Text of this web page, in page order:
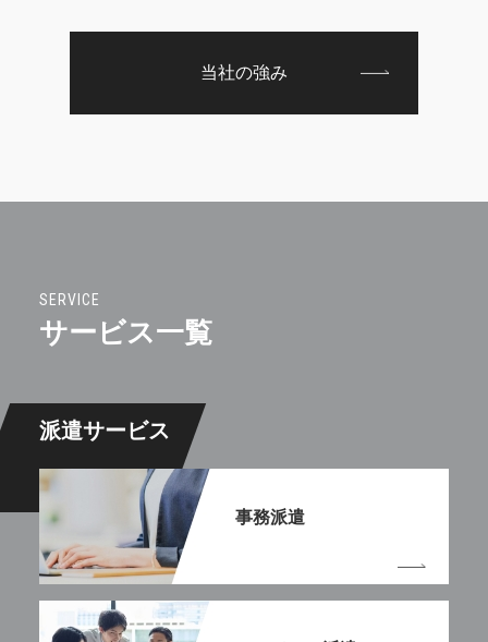
当社の強み
SERVICE
サービス一覧
派遣サービス
事務派遣